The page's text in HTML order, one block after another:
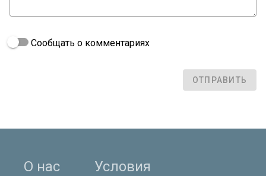
Сообщать о комментариях
ОТПРАВИТЬ
О нас Условия